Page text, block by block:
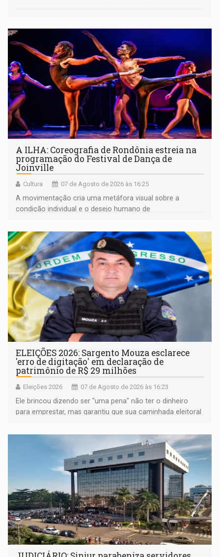
A ILHA: Coreografia de Rondônia estreia na
programação do Festival de Dança de
Joinville
Cultura 07 de Agosto de 2026 às 16:25
A movimentação cria uma metáfora visual sobre a
condição individual e o desejo humano de
ELEIÇÕES 2026: Sargento Mouza esclarece
'erro de digitação' em declaração de
patrimônio de R$ 29 milhões
Eleições 2026 07 de Agosto de 2026 às 16:23
Ele brincou dizendo ser "uma pena" não ter o dinheiro
para emprestar, mas garantiu que sua caminhada eleitoral